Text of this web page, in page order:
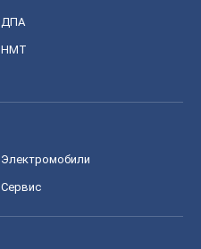
ДПА
НМТ
Электромобили
Сервис